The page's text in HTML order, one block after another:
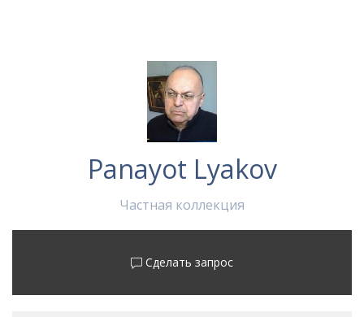
Panayot Lyakov
Частная коллекция
Сделать запрос